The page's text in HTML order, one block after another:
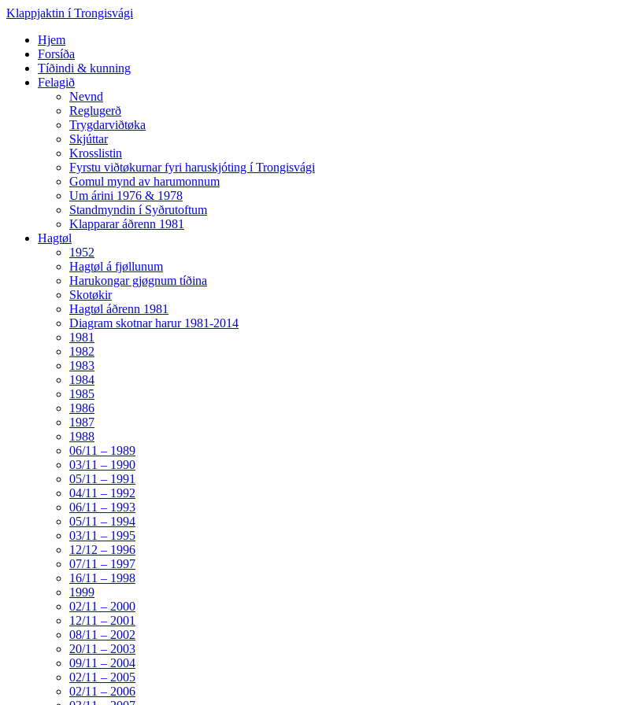
Klappjaktin í Trongisvági
Hjem
Forsíða
Tíðindi & kunning
Felagið
Nevnd
Reglugerð
Trygdarviðtøka
Skjúttar
Krosslistin
Fyrstu viðtøkurnar fyri haruskjóting í Trongisvági
Gomul mynd av harumonnum
Um árini 1976 & 1978
Standmyndin í Syðrutoftum
Klapparar áðrenn 1981
Hagtøl
1952
Hagtøl á fjøllunum
Harukongar gjøgnum tíðina
Skotøkir
Hagtøl áðrenn 1981
Diagram skotnar harur 1981-2014
1981
1982
1983
1984
1985
1986
1987
1988
06/11 – 1989
03/11 – 1990
05/11 – 1991
04/11 – 1992
06/11 – 1993
05/11 – 1994
03/11 – 1995
12/12 – 1996
07/11 – 1997
16/11 – 1998
1999
02/11 – 2000
12/11 – 2001
08/11 – 2002
20/11 – 2003
09/11 – 2004
02/11 – 2005
02/11 – 2006